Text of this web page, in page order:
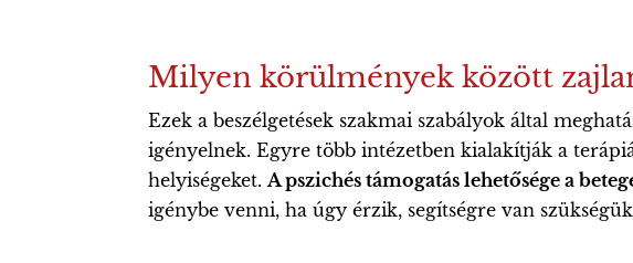
Milyen körülmények között
Ezek a beszélgetések szakmai szabályok által
igényelnek. Egyre több intézetben kialakítják a
helyiségeket.A pszichés támogatás lehetősége a
igénybe venni, ha úgy érzik, segítségre van